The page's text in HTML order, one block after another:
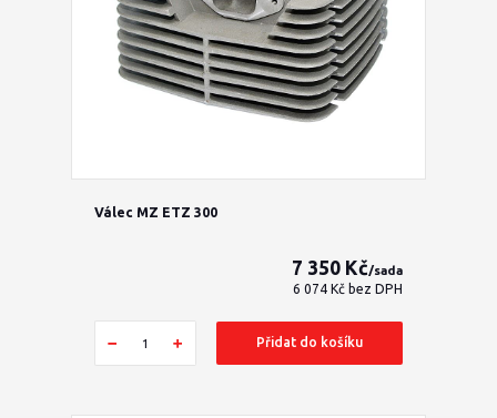
Válec MZ ETZ 300
7 350 Kč/sada
6 074 Kč bez DPH
Přidat do košíku